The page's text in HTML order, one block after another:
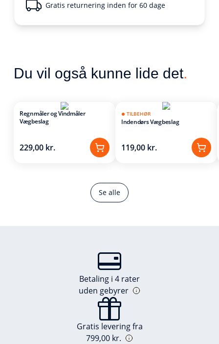
Gratis returnering inden for 60 dage
Du vil også kunne lide det.
Se alle
Regnmåler og Vindmåler
Vægbeslag
229,00 kr.
TILBEHØR
Indendørs Vægbeslag
119,00 kr.
Betaling i 4 rater
uden gebyrer
Gratis levering fra
799,00 kr.